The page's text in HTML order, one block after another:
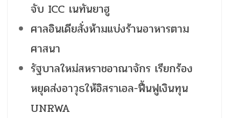
จับ ICC เนทันยาฮู
ศาลอินเดียสั่งห้ามแบ่งร้านอาหารตาม
ศาสนา
รัฐบาลใหม่สหราชอาณาจักร เรียกร้อง
หยุดส่งอาวุธให้อิสราเอล-ฟื้นฟูเงินทุน
UNRWA